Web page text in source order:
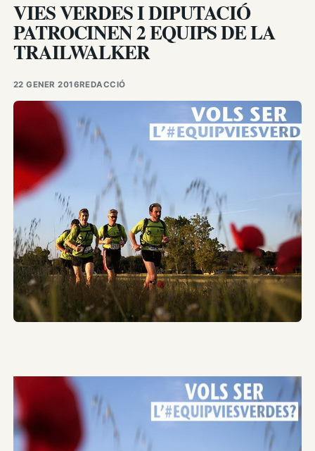
VIES VERDES I DIPUTACIÓ
PATROCINEN 2 EQUIPS DE LA
TRAILWALKER
22 GENER 2016REDACCIÓ